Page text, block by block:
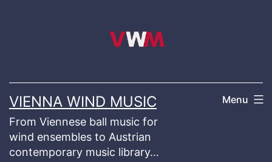
VIENNA WIND MUSIC
From Viennese ball music for
wind ensembles to Austrian
contemporary music library…
Menu